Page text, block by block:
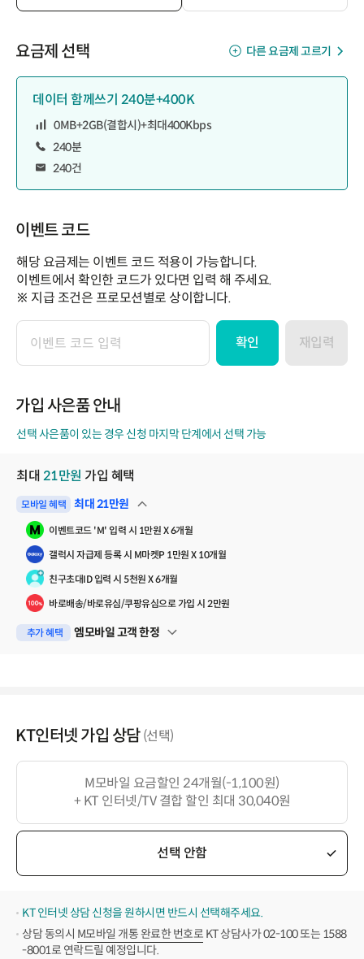
요금제 선택 다른 요금제 고르기
데이터 함께쓰기 240분+400K
0MB+2GB(결합시)+최대400Kbps
240분
240건
이벤트 코드
해당 요금제는 이벤트 코드 적용이 가능합니다.
이벤트에서 확인한 코드가 있다면 입력 해 주세요.
※ 지급 조건은 프로모션별로 상이합니다.
이
벤
코
확인 재입력
가입 사은품 안내
선택 사은품이 있는 경우 신청 마지막 단계에서 선택 가능
최대 21만원 가입 혜택
모바일 혜택 최대21만원
펼쳐보기
이벤트코드 'M' 입력 시 1만원 X 6개월
갤럭시 자급제 등록 시 M마켓P 1만원 X 10개월
친구초대ID 입력 시 5천원 X 6개월
바로배송/바로유심/쿠팡유심으로 가입 시 2만원
추가 혜택 엠모바일 고객 한정
펼쳐보기
KT인터넷 가입 상담 (선택)
M모바일 요금할인 24개월(-1,100원)
+ KT 인터넷/TV 결합 할인 최대 30,040원
선택 안함
KT 인터넷 상담 신청을 원하시면 반드시 선택해주세요.
상담 동의시 M모바일 개통 완료한 번호로 KT 상담사가 02-100 또는 1588
-8001로 연락드릴 예정입니다.